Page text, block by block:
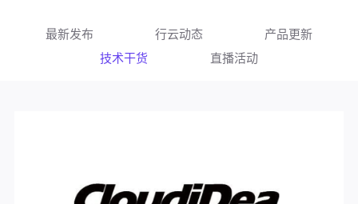
最新发布 行云动态
产品更新
技术干货
直播活动